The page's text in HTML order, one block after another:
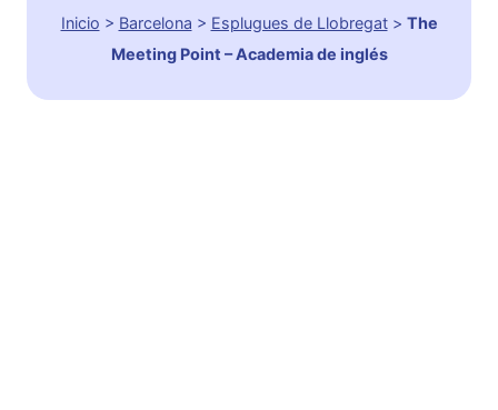
Inicio > Barcelona > Esplugues de Llobregat> The
Meeting Point – Academia de inglés